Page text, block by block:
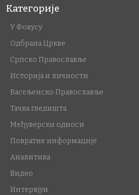
Категорије
У Фокусу
Одбрана Цркве
Српско Православље
Историја и личности
Васељенско Православље
Тачка гледишта
Међуверски односи
Повратне информације
Аналитика
Видео
Интервјуи